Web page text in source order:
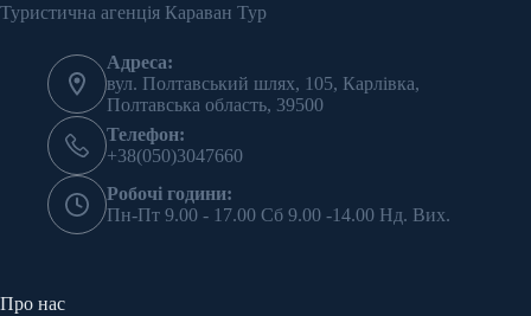
Туристична агенція Караван Тур
Адреса:
вул. Полтавський шлях, 105, Карлівка,
Полтавська область, 39500
Телефон:
+38(050)3047660
Робочі години:
Пн-Пт 9.00 - 17.00 Сб 9.00 -14.00 Нд. Вих.
Про нас